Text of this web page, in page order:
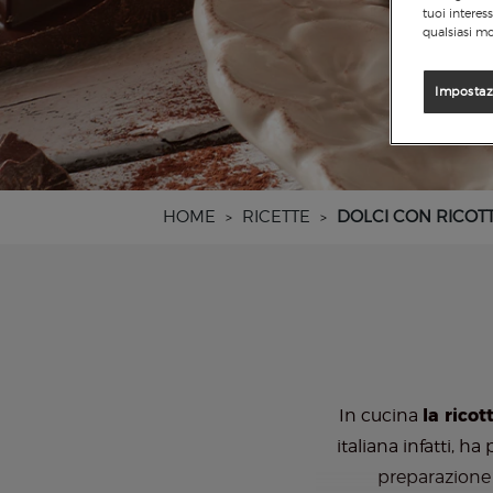
HOME > RICETTE > DOLCI CON
In cucina la
italiana infatti, ha
tuoi
qualsiasi